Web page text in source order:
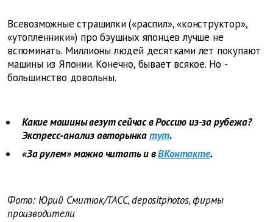
Всевозможные страшилки («распил», «конструктор»,
«утопленники») про бэушных японцев лучше не
вспоминать. Миллионы людей десятками лет покупают
машины из Японии. Конечно, бывает ­всякое. Но ­
большинство довольны.
Какие машины везут сейчас в Россию из-за рубежа?
Экспресс-анализ авторынкатут.
«За рулем» можно читать и вВКонтакте.
Фото: Юрий Смитюк/ТАСС, depositphotos, фирмы
производители